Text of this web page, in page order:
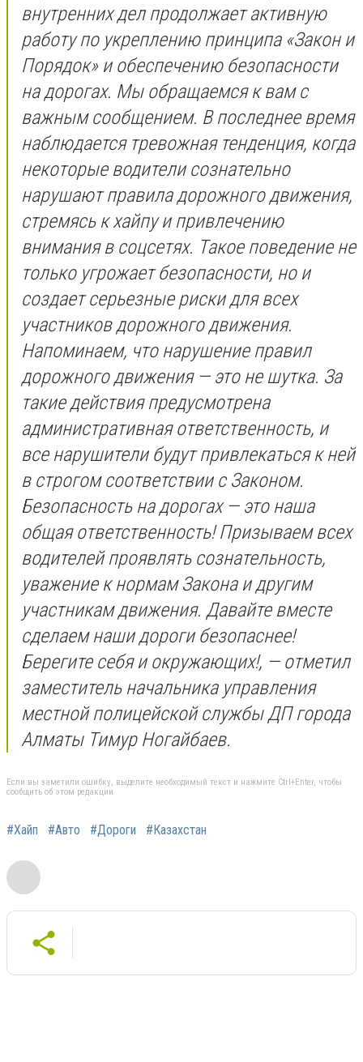
внутренних дел продолжает активную
работу по укреплению принципа «Закон и
Порядок» и обеспечению безопасности
на дорогах. Мы обращаемся к вам с
важным сообщением. В последнее время
наблюдается тревожная тенденция, когда
некоторые водители сознательно
нарушают правила дорожного движения,
стремясь к хайпу и привлечению
внимания в соцсетях. Такое поведение не
только угрожает безопасности, но и
создает серьезные риски для всех
участников дорожного движения.
Напоминаем, что нарушение правил
дорожного движения — это не шутка. За
такие действия предусмотрена
административная ответственность, и
все нарушители будут привлекаться к ней
в строгом соответствии с Законом.
Безопасность на дорогах — это наша
общая ответственность! Призываем всех
водителей проявлять сознательность,
уважение к нормам Закона и другим
участникам движения. Давайте вместе
сделаем наши дороги безопаснее!
Берегите себя и окружающих!, — отметил
заместитель начальника управления
местной полицейской службы ДП города
Алматы Тимур Ногайбаев.
Если вы заметили ошибку, выделите необходимый текст и нажмите Ctrl+Enter, чтобы
сообщить об этом редакции
#Хайп #Авто #Дороги #Казахстан